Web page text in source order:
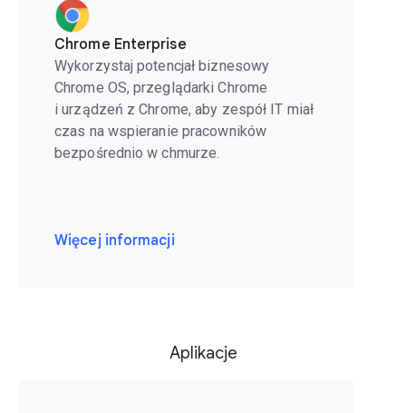
Chrome Enterprise
Wykorzystaj potencjał biznesowy
Chrome OS, przeglądarki Chrome
i urządzeń z Chrome, aby zespół IT miał
czas na wspieranie pracowników
bezpośrednio w chmurze.
Więcej informacji
Aplikacje